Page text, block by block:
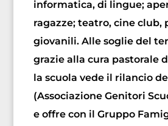
informatica, di lingue;
ragazze; teatro, cine club,
giovanili. Alle soglie del
grazie alla cura pastorale
la scuola vede il rilancio
(Associazione Genitori
e offre con il Gruppo